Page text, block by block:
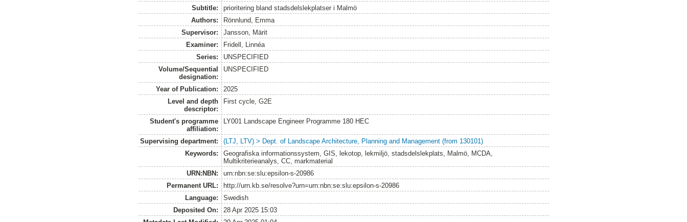
Subtitle:
prioritering bland stadsdelslekplatser i Malmö
Authors:
Rönnlund, Emma
Supervisor:
Jansson, Märit
Examiner:
Fridell, Linnéa
Series:
UNSPECIFIED
Volume/Sequential
designation:
UNSPECIFIED
Year of Publication:
2025
Level and depth
descriptor:
First cycle, G2E
Student's programme
affiliation:
LY001 Landscape Engineer Programme 180 HEC
Supervising department:
(LTJ, LTV) > Dept. of Landscape Architecture, Planning and Management (from 130101)
Keywords:
Geografiska informationssystem, GIS, lekotop, lekmiljö, stadsdelslekplats, Malmö, MCDA,
Multikriterieanalys, CC, markmaterial
URN:NBN:
urn:nbn:se:slu:epsilon-s-20986
Permanent URL:
http://urn.kb.se/resolve?urn=urn:nbn:se:slu:epsilon-s-20986
Language:
Swedish
Deposited On:
28 Apr 2025 15:03